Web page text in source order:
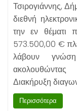
Τσιρογιάννης,
διεθνή
την εν θέματι
573.500,00 €
λάβουν
ακολουθώντας
Διακήρυξη
Περισσότερα